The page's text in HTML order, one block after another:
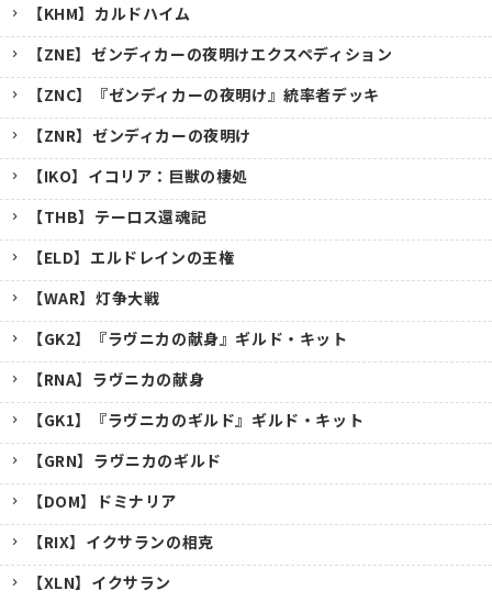
【KHM】カルドハイム
【ZNE】ゼンディカーの夜明けエクスペディション
【ZNC】『ゼンディカーの夜明け』統率者デッキ
【ZNR】ゼンディカーの夜明け
【IKO】イコリア：巨獣の棲処
【THB】テーロス還魂記
【ELD】エルドレインの王権
【WAR】灯争大戦
【GK2】『ラヴニカの献身』ギルド・キット
【RNA】ラヴニカの献身
【GK1】『ラヴニカのギルド』ギルド・キット
【GRN】ラヴニカのギルド
【DOM】ドミナリア
【RIX】イクサランの相克
【XLN】イクサラン